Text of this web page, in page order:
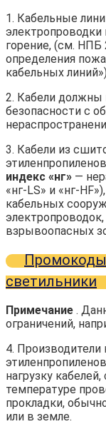
1. Кабельные
горение, (см.
определения
кабельных
2. Кабели должны
безопасности с
3. Кабели из
индекс «нг» —
«нг-LS» и «нг-
кабельных
взрывоопасных
Промокоды
светильники
Примечание .
ограничений,
4. Производители
нагрузку
температуре
прокладки,
или в земле.